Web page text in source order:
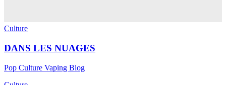
Culture
DANS LES NUAGES
Pop Culture Vaping Blog